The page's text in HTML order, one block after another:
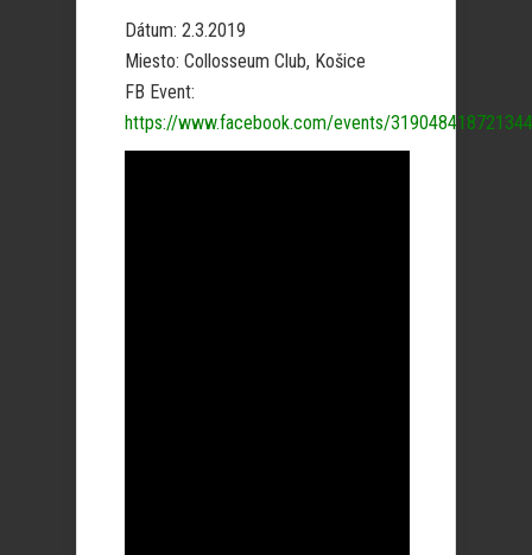
Dátum: 2.3.2019
Miesto: Collosseum Club, Košice
FB Event:
https://www.facebook.com/events/